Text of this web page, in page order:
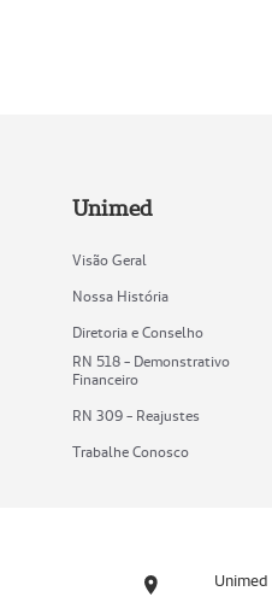
Unimed
Visão Geral
Nossa História
Diretoria e Conselho
RN 518 - Demonstrativo
Financeiro
RN 309 - Reajustes
Trabalhe Conosco